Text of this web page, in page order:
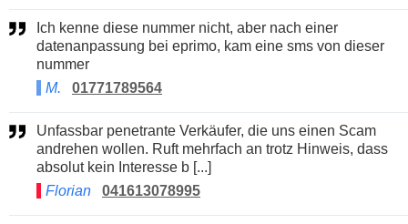
datenanpassung bei eprimo, kam eine sms von dieser
nummer
M.
01771789564
Unfassbar penetrante Verkäufer, die uns einen Scam
andrehen wollen. Ruft mehrfach an trotz Hinweis, dass
absolut kein Interesse b [...]
Florian
041613078995